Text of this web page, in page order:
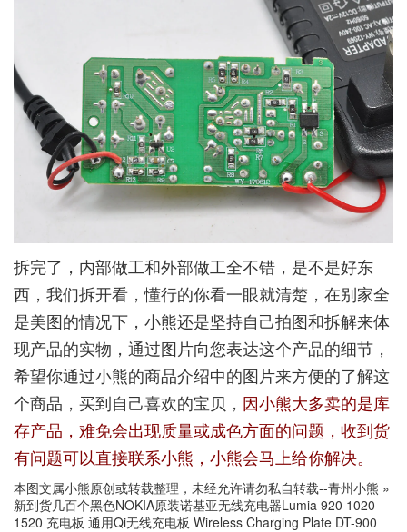
拆完了，内部做工和外部做工全不错，是不是好东
西，我们拆开看，懂行的你看一眼就清楚，在别家全
是美图的情况下，小熊还是坚持自己拍图和拆解来体
现产品的实物，通过图片向您表达这个产品的细节，
希望你通过小熊的商品介绍中的图片来方便的了解这
个商品，买到自己喜欢的宝贝， 因小熊大多卖的是库
存产品，难免会出现质量或成色方面的问题，收到货
有问题可以直接联系小熊，小熊会马上给你解决。
本图文属小熊原创或转载整理，未经允许请勿私自转载--青州小熊 »
新到货几百个黑色NOKIA原装诺基亚无线充电器Lumia 920 1020
1520 充电板 通用Qi无线充电板 Wireless Charging Plate DT-900